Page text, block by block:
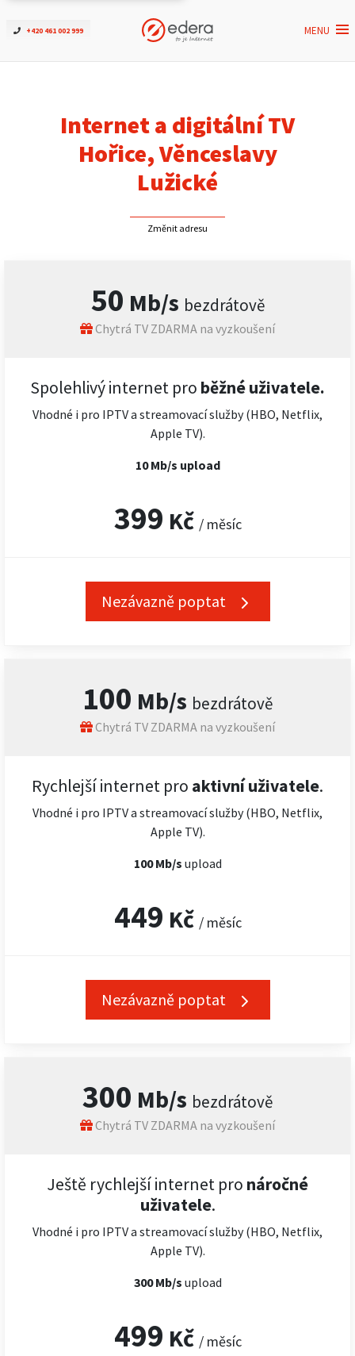
+420 461 002 999 MENU
Ověřit dostupnost
ČEZNET TV
Internet a digitální TV
Hořice, Věnceslavy
Lužické
Změnit adresu
50 Mb/s bezdrátově
Chytrá TV ZDARMA na vyzkoušení
Spolehlivý internet pro běžné uživatele.
Vhodné i pro IPTV a streamovací služby (HBO, Netflix,
Apple TV).
10 Mb/s upload
399 Kč / měsíc
Nezávazně poptat
100 Mb/s bezdrátově
Chytrá TV ZDARMA na vyzkoušení
Rychlejší internet pro aktivní uživatele.
Vhodné i pro IPTV a streamovací služby (HBO, Netflix,
Apple TV).
100 Mb/s upload
449 Kč / měsíc
Nezávazně poptat
300 Mb/s bezdrátově
Chytrá TV ZDARMA na vyzkoušení
Ještě rychlejší internet pro náročné
uživatele.
Vhodné i pro IPTV a streamovací služby (HBO, Netflix,
Apple TV).
300 Mb/s upload
499 Kč / měsíc